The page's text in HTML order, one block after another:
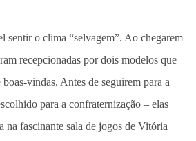
sentir o clima “selvagem”. Ao chegarem
recepcionadas por dois modelos que
vindas. Antes de seguirem para a
para a confraternização – elas
na fascinante sala de jogos de Vitória